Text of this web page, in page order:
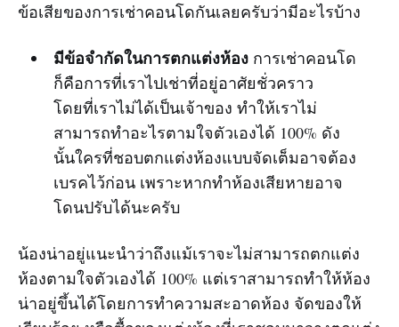
ข้อเสียของการเช่าคอนโดกันเลยครับว่ามีอะไรบ้าง
มีข้อจำกัดในการตกแต่งห้อง การเช่าคอนโด
ก็คือการที่เราไปเช่าที่อยู่อาศัยชั่วคราว
โดยที่เราไม่ได้เป็นเจ้าของ ทำให้เราไม่
สามารถทำอะไรตามใจตัวเองได้ 100% ดัง
นั้นใครที่ชอบตกแต่งห้องแบบจัดเต็มอาจต้อง
เบรคไว้ก่อน เพราะหากทำห้องเสียหายอาจ
โดนปรับได้นะครับ
น้องน่าอยู่แนะนำว่าถึงแม้เราจะไม่สามารถตกแต่ง
ห้องตามใจตัวเองได้ 100% แต่เราสามารถทำให้ห้อง
น่าอยู่ขึ้นได้โดยการทำความสะอาดห้อง จัดของให้